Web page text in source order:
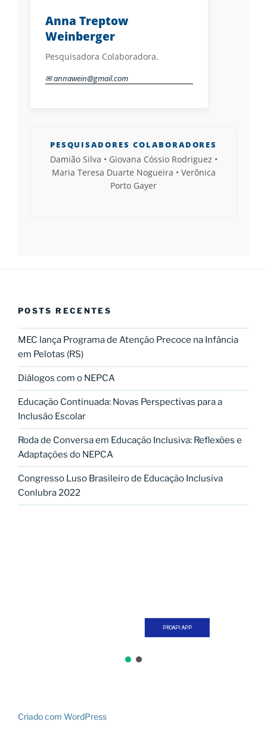
Anna Treptow
Weinberger
Pesquisadora Colaboradora.
✉ annawein@gmail.com
PESQUISADORES COLABORADORES
Damião Silva • Giovana Cóssio Rodriguez •
Maria Teresa Duarte Nogueira • Verônica
Porto Gayer
POSTS RECENTES
MEC lança Programa de Atenção Precoce na Infância
em Pelotas (RS)
Diálogos com o NEPCA
Educação Continuada: Novas Perspectivas para a
Inclusão Escolar
Roda de Conversa em Educação Inclusiva: Reflexões e
Adaptações do NEPCA
Congresso Luso Brasileiro de Educação Inclusiva
Conlubra 2022
PROAPI APP
Criado com WordPress